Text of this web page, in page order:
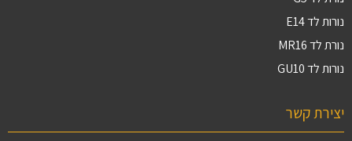
נורות לד E14
נורת לד MR16
נורות לד GU10
יצירת קשר